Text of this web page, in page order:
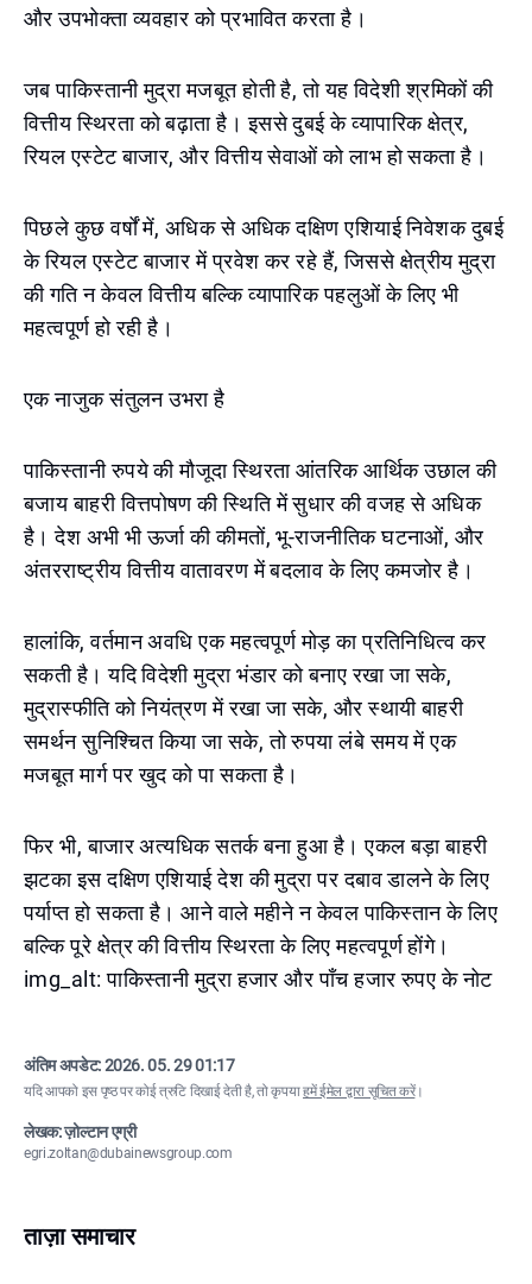
और उपभोक्ता व्यवहार को प्रभावित करता है।
जब पाकिस्तानी मुद्रा मजबूत होती है, तो यह विदेशी श्रमिकों की
वित्तीय स्थिरता को बढ़ाता है। इससे दुबई के व्यापारिक क्षेत्र,
रियल एस्टेट बाजार, और वित्तीय सेवाओं को लाभ हो सकता है।
पिछले कुछ वर्षों में, अधिक से अधिक दक्षिण एशियाई निवेशक दुबई
के रियल एस्टेट बाजार में प्रवेश कर रहे हैं, जिससे क्षेत्रीय मुद्रा
की गति न केवल वित्तीय बल्कि व्यापारिक पहलुओं के लिए भी
महत्वपूर्ण हो रही है।
एक नाजुक संतुलन उभरा है
पाकिस्तानी रुपये की मौजूदा स्थिरता आंतरिक आर्थिक उछाल की
बजाय बाहरी वित्तपोषण की स्थिति में सुधार की वजह से अधिक
है। देश अभी भी ऊर्जा की कीमतों, भू-राजनीतिक घटनाओं, और
अंतरराष्ट्रीय वित्तीय वातावरण में बदलाव के लिए कमजोर है।
हालांकि, वर्तमान अवधि एक महत्वपूर्ण मोड़ का प्रतिनिधित्व कर
सकती है। यदि विदेशी मुद्रा भंडार को बनाए रखा जा सके,
मुद्रास्फीति को नियंत्रण में रखा जा सके, और स्थायी बाहरी
समर्थन सुनिश्चित किया जा सके, तो रुपया लंबे समय में एक
मजबूत मार्ग पर खुद को पा सकता है।
फिर भी, बाजार अत्यधिक सतर्क बना हुआ है। एकल बड़ा बाहरी
झटका इस दक्षिण एशियाई देश की मुद्रा पर दबाव डालने के लिए
पर्याप्त हो सकता है। आने वाले महीने न केवल पाकिस्तान के लिए
बल्कि पूरे क्षेत्र की वित्तीय स्थिरता के लिए महत्वपूर्ण होंगे।
img_alt: पाकिस्तानी मुद्रा हजार और पाँच हजार रुपए के नोट
अंतिम अपडेट:2026. 05. 29 01:17
यदि आपको इस पृष्ठ पर कोई त्रुटि दिखाई देती है, तो कृपयाहमें ईमेल द्वारा सूचित करें।
लेखक: ज़ोल्टान एग्री
egri.zoltan@dubainewsgroup.com
ताज़ा समाचार